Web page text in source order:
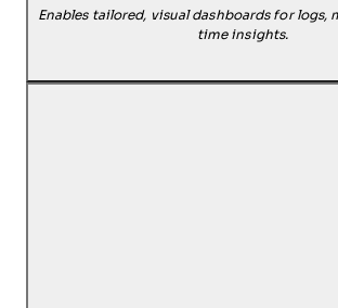
Enables tailored, visual dashboards for logs,
time insights.